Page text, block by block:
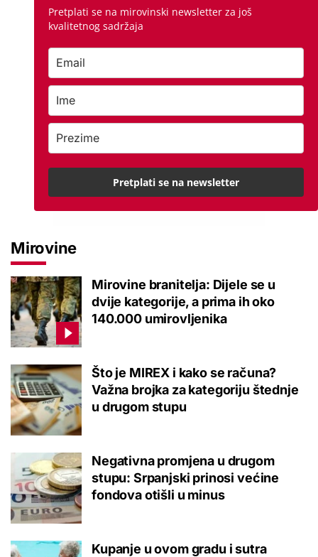
Mirovine
Mirovine branitelja: Dijele se u
dvije kategorije, a prima ih oko
140.000 umirovljenika
Što je MIREX i kako se računa?
Važna brojka za kategoriju štednje
u drugom stupu
Negativna promjena u drugom
stupu: Srpanjski prinosi većine
fondova otišli u minus
Kupanje u ovom gradu i sutra
Pretplati se na mirovinski newsletter za još
kvalitetnog sadržaja
Pretplati se na newsletter